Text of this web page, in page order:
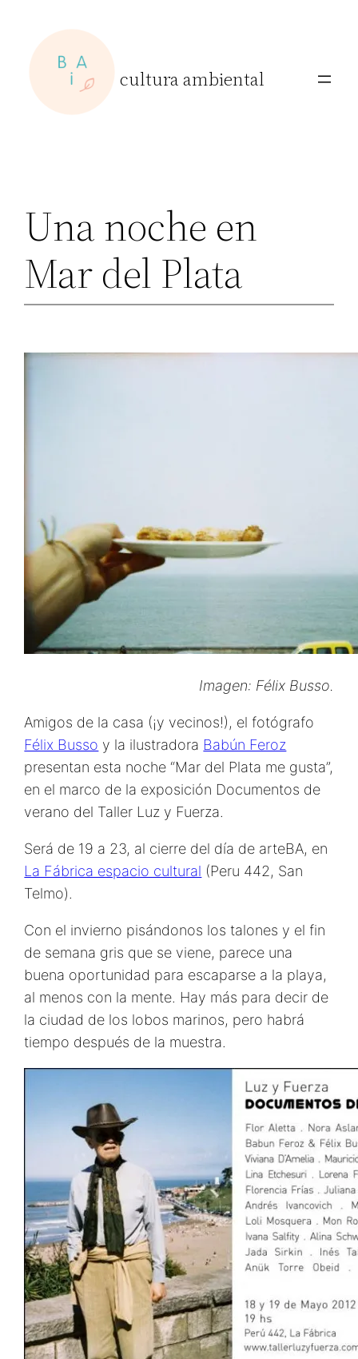
content
cultura ambiental
Una noche en
Mar del Plata
Imagen: Félix Busso.
Amigos de la casa (¡y vecinos!), el fotógrafo
Félix Busso y la ilustradora Babún Feroz
presentan esta noche “Mar del Plata me gusta”,
en el marco de la exposición Documentos de
verano del Taller Luz y Fuerza.
Será de 19 a 23, al cierre del día de arteBA, en
La Fábrica espacio cultural (Peru 442, San
Telmo).
Con el invierno pisándonos los talones y el fin
de semana gris que se viene, parece una
buena oportunidad para escaparse a la playa,
al menos con la mente. Hay más para decir de
la ciudad de los lobos marinos, pero habrá
tiempo después de la muestra.